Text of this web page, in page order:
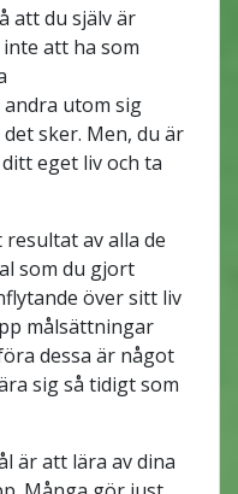
att du själv är
att ha som
utom sig
sker. Men, du är
eget liv och ta
av alla de
som du gjort
över sitt liv
målsättningar
dessa är något
sig så tidigt som
är att lära av dina